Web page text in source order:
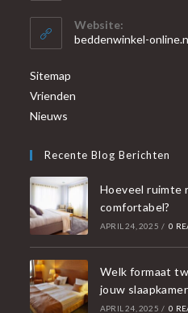
Website:
beddenwinkel-
Sitemap
Vrienden
Nieuws
Recente Blog Berichten
Hoeveel ruimte
comfortabel?
APRIL 24, 2025 / 0
Welk formaat
jouw
APRIL 24, 2025 / 0